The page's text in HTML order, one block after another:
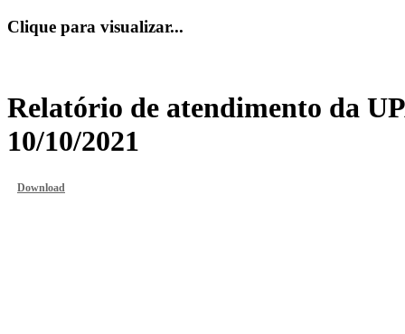
Clique para visualizar...
Relatório de atendimento da
10/10/2021
Download